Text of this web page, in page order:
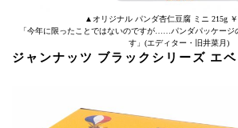
▲オリジナル パンダ杏仁豆腐 ミニ 215g
「今年に限ったことではないのですが……パンダパッケージ
す」(エディター・旧井菜月)
ジャンナッツ ブラックシリーズ エ